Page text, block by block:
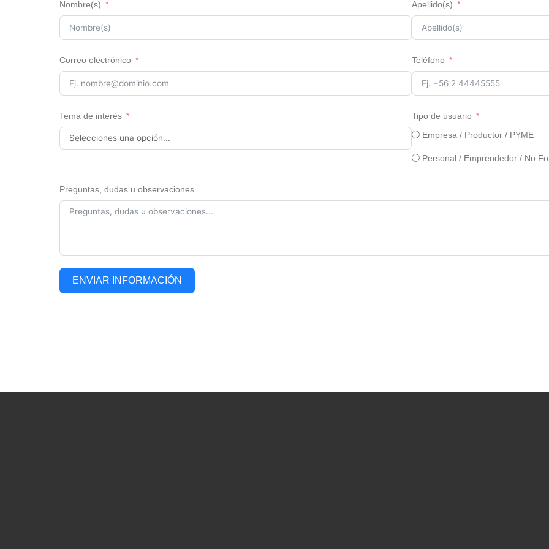
Nombre(s) Apellido(s)
Correo electrónico Teléfono
Tema de interés
Tipo de usuario
Empresa / Productor / PYME
Personal / Emprendedor / No
Preguntas, dudas u observaciones...
ENVIAR INFORMACIÓN